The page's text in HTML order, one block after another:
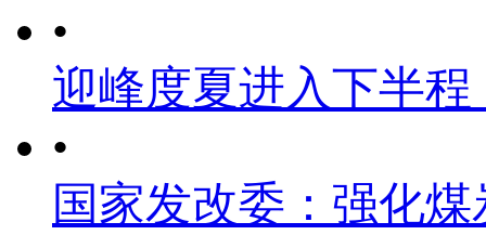
•
迎峰度夏进入下半
•
国家发改委：强化